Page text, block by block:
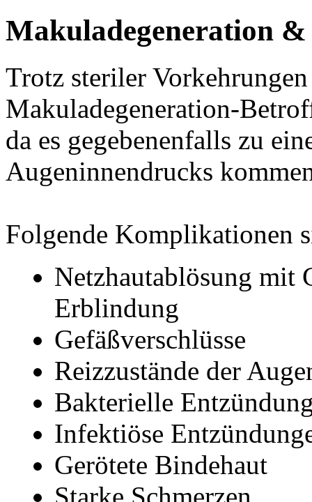
Makuladegeneration
Trotz steriler
Makuladegeneration-
da es gegebenenfalls zu
Augeninnendrucks
Folgende Komplikationen
Netzhautablösung mit
Erblindung
Gefäßverschlüsse
Reizzustände der
Bakterielle
Infektiöse
Gerötete Bindehaut